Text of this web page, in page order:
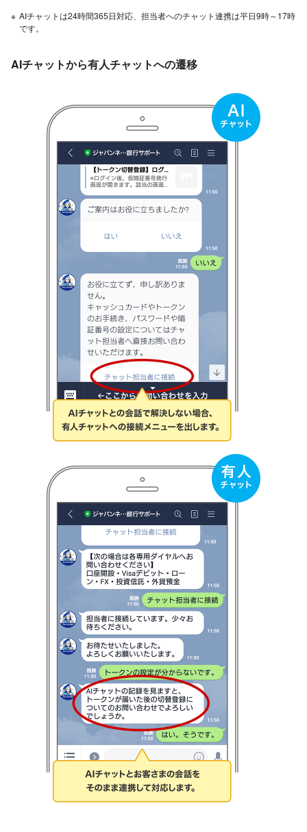
※ AIチャットは24時間365日対応、担当者へのチャット連携は平日9時～17時
です。
AIチャットから有人チャットへの遷移